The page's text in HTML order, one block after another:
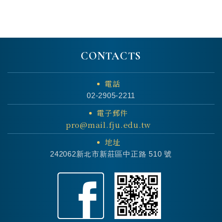
CONTACTS
電話
02-2905-2211
電子郵件
pro@mail.fju.edu.tw
地址
242062新北市新莊區中正路 510 號